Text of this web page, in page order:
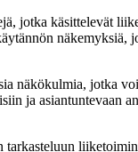
jotka käsittelevät
näkökulmia, jotka
ja